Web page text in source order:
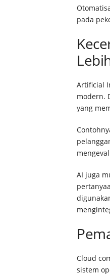
pada
Artificial
modern.
yang
AI juga
Cloud
sistem